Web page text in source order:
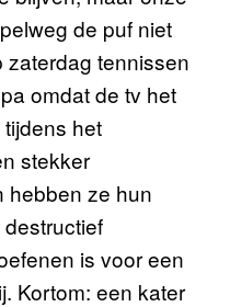
de puf niet
zaterdag tennissen
omdat de tv het
het
stekker
hebben ze hun
is voor een
Kortom: een kater